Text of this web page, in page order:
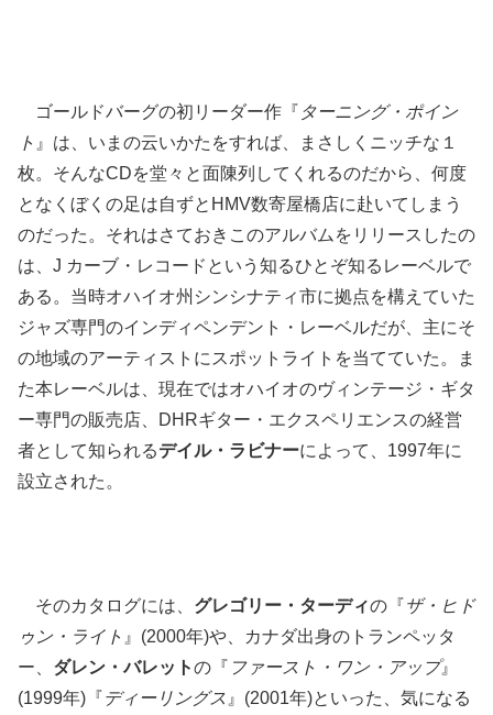
ゴールドバーグの初リーダー作『 ターニング・ポイン
ト 』は、いまの云いかたをすれば、まさしくニッチな１
枚。そんなCDを堂々と面陳列してくれるのだから、何度
となくぼくの足は自ずとHMV数寄屋橋店に赴いてしまう
のだった。それはさておきこのアルバムをリリースしたの
は、J カーブ・レコードという知るひとぞ知るレーベルで
ある。当時オハイオ州シンシナティ市に拠点を構えていた
ジャズ専門のインディペンデント・レーベルだが、主にそ
の地域のアーティストにスポットライトを当てていた。ま
た本レーベルは、現在ではオハイオのヴィンテージ・ギタ
ー専門の販売店、DHRギター・エクスペリエンスの経営
者として知られるデイル・ラビナーによって、1997年に
設立された。
そのカタログには、 グレゴリー・ターディの『ザ・ヒド
ゥン・ライト 』(2000年)や、カナダ出身のトランペッタ
ー、 ダレン・バレットの『 ファースト・ワン・アップ』
(1999年)『ディーリングス 』(2001年)といった、気になる